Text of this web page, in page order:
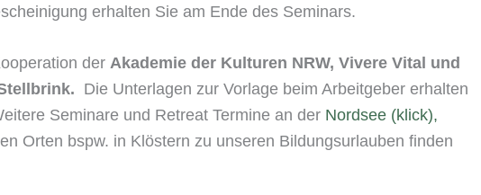
erhalten Sie am Ende des Seminars.
der Akademie der Kulturen NRW, Vivere Vital und
Die Unterlagen zur Vorlage beim Arbeitgeber erhalten
Seminare und Retreat Termine an der Nordsee (klick),
Orten bspw. in Klöstern zu unseren Bildungsurlauben finden